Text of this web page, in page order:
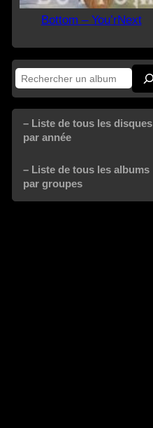
Bottom – You’rNext
Rechercher
– Liste de tous les disques
par année
– Liste de tous les albums
par groupes